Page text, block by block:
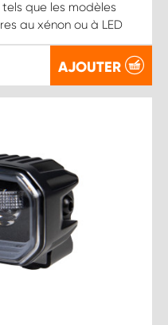
que les modèles
au xénon ou à LED
AJOUTER